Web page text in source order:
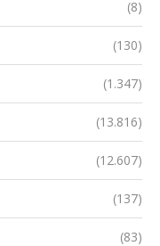
(8)
(130)
(1.347)
(13.816)
(12.607)
(137)
(83)